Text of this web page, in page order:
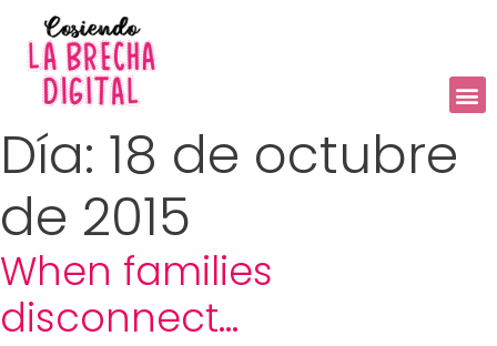
Día: 18 de octubre
de 2015
When families
disconnect…